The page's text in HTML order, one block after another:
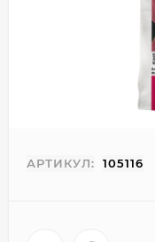
АРТИКУЛ: 105116